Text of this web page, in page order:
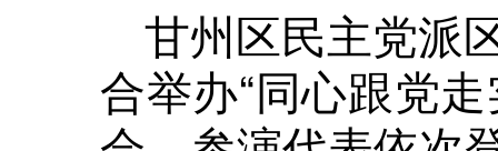
甘州区民主党派
合举办“同心跟党